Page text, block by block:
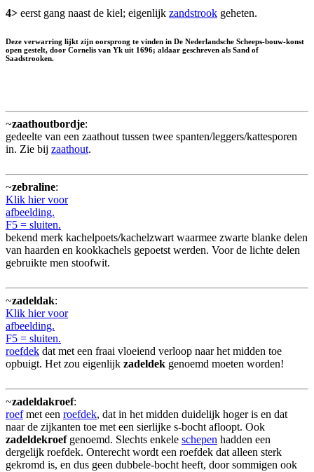
4> eerst gang naast de kiel; eigenlijk zandstrook geheten.
Deze verwarring lijkt zijn oorsprong te vinden in De Nederlandsche Scheeps-bouw-konst
open gestelt, door Cornelis van Yk uit 1696; aldaar geschreven als Sand of
Saadstrooken.
~zaathoutbordje:
gedeelte van een zaathout tussen twee spanten/leggers/kattesporen
in. Zie bij zaathout.
~zebraline:
Klik hier voor
afbeelding.
F5 = sluiten.
bekend merk kachelpoets/kachelzwart waarmee zwarte blanke delen
van haarden en kookkachels gepoetst werden. Voor de lichte delen
gebruikte men stoofwit.
~zadeldak:
Klik hier voor
afbeelding.
F5 = sluiten.
roefdek dat met een fraai vloeiend verloop naar het midden toe
opbuigt. Het zou eigenlijk zadeldek genoemd moeten worden!
~zadeldakroef:
roefmet een roefdek, dat in het midden duidelijk hoger is en dat
naar de zijkanten toe met een sierlijke s-bocht afloopt. Ook
zadeldekroefgenoemd. Slechts enkele schepen hadden een
dergelijk roefdek. Onterecht wordt een roefdek dat alleen sterk
gekromd is, en dus geen dubbele-bocht heeft, door sommigen ook